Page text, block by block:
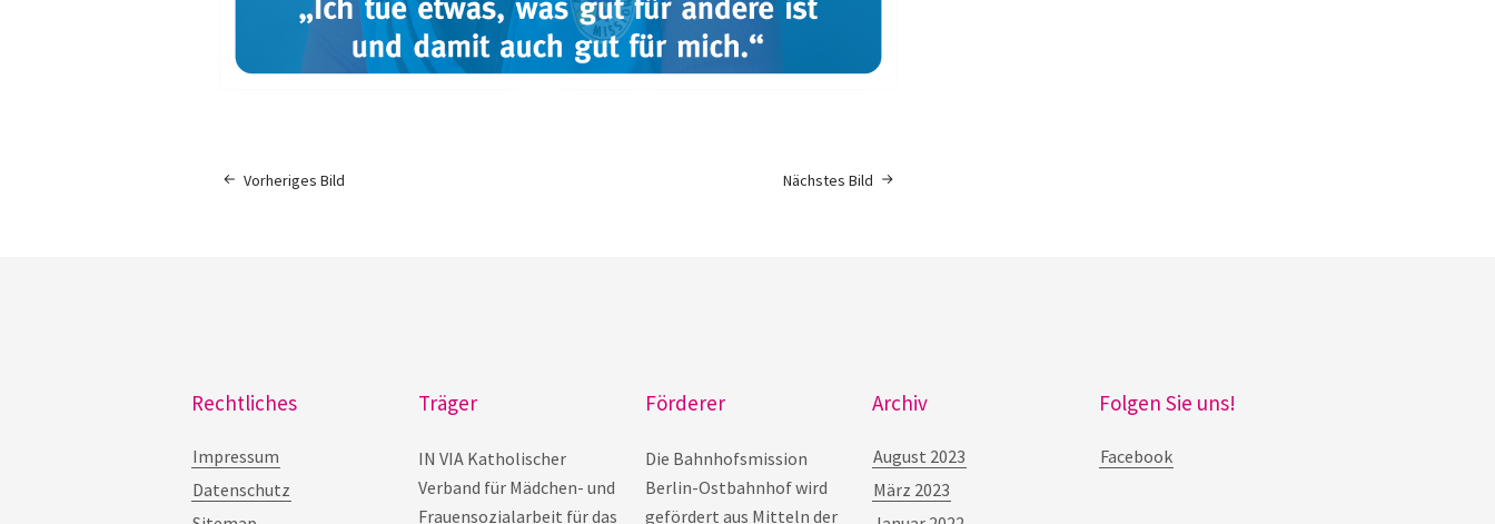
Nächstes Bild
Vorheriges Bild
Rechtliches
Impressum
Datenschutz
Träger
IN VIA Katholischer
Verband für Mädchen- und
Frauensozialarbeit für das
Förderer
Die Bahnhofsmission
Berlin-Ostbahnhof wird
gefördert aus Mitteln der
Archiv
August 2023
März 2023
Folgen Sie uns!
Facebook